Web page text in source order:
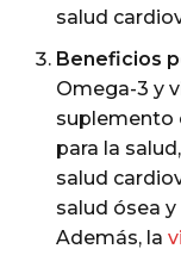
salud
Beneficios
Omega-3 y
suplemento
para la
salud
salud ósea
Además, la